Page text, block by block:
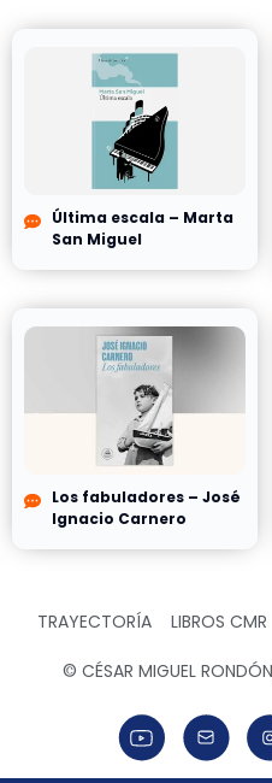
Última escala – Marta
San Miguel
Los fabuladores – José
Ignacio Carnero
TRAYECTORÍA LIBROS CMR
© CÉSAR MIGUEL